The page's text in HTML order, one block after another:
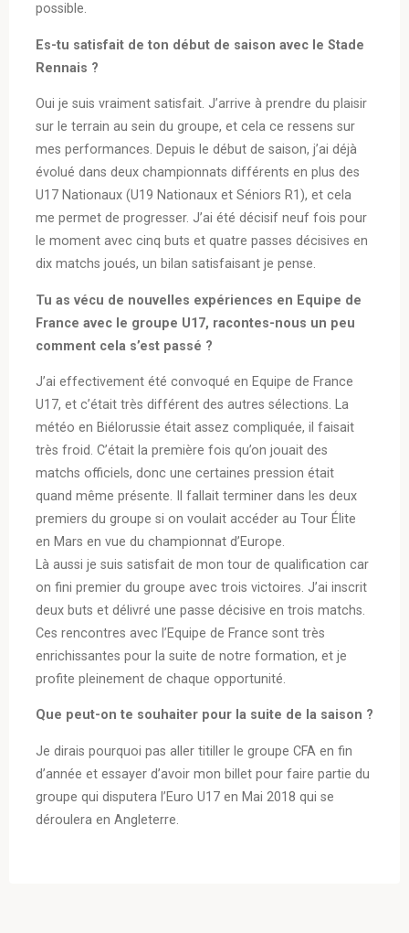
possible.
Es-tu satisfait de ton début de saison avec le Stade
Rennais ?
Oui je suis vraiment satisfait. J’arrive à prendre du plaisir
sur le terrain au sein du groupe, et cela ce ressens sur
mes performances. Depuis le début de saison, j’ai déjà
évolué dans deux championnats différents en plus des
U17 Nationaux (U19 Nationaux et Séniors R1), et cela
me permet de progresser. J’ai été décisif neuf fois pour
le moment avec cinq buts et quatre passes décisives en
dix matchs joués, un bilan satisfaisant je pense.
Tu as vécu de nouvelles expériences en Equipe de
France avec le groupe U17, racontes-nous un peu
comment cela s’est passé ?
J’ai effectivement été convoqué en Equipe de France
U17, et c’était très différent des autres sélections. La
météo en Biélorussie était assez compliquée, il faisait
très froid. C’était la première fois qu’on jouait des
matchs officiels, donc une certaines pression était
quand même présente. Il fallait terminer dans les deux
premiers du groupe si on voulait accéder au Tour Élite
en Mars en vue du championnat d’Europe.
Là aussi je suis satisfait de mon tour de qualification car
on fini premier du groupe avec trois victoires. J’ai inscrit
deux buts et délivré une passe décisive en trois matchs.
Ces rencontres avec l’Equipe de France sont très
enrichissantes pour la suite de notre formation, et je
profite pleinement de chaque opportunité.
Que peut-on te souhaiter pour la suite de la saison ?
Je dirais pourquoi pas aller titiller le groupe CFA en fin
d’année et essayer d’avoir mon billet pour faire partie du
groupe qui disputera l’Euro U17 en Mai 2018 qui se
déroulera en Angleterre.